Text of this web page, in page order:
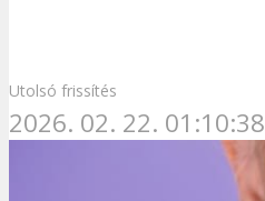
Utolsó frissítés
2026. 02. 22. 01:10:38